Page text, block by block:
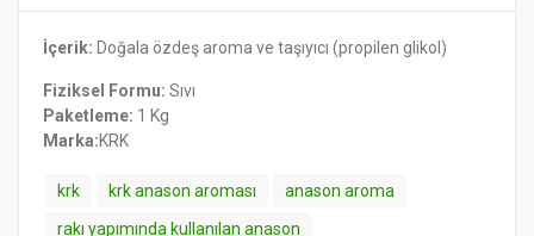
İçerik: Doğala özdeş aroma ve taşıyıcı (propilen glikol)
Fiziksel Formu: Sıvı
Paketleme: 1 Kg
Marka:KRK
krk krk anason aroması
anason aroma
rakı yapımında kullanılan anason